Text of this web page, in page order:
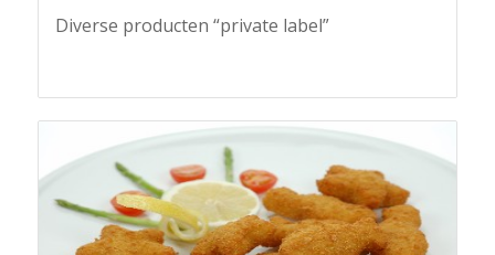
Diverse producten “private label”